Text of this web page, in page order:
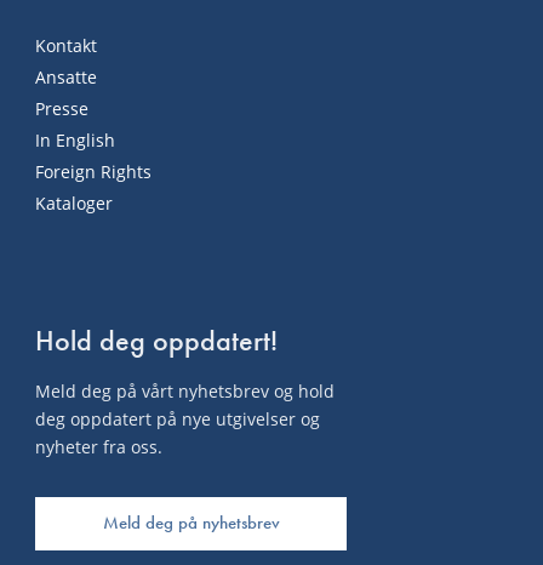
Kontakt
Ansatte
Presse
In English
Foreign Rights
Kataloger
Hold deg oppdatert!
Meld deg på vårt nyhetsbrev og hold
deg oppdatert på nye utgivelser og
nyheter fra oss.
Meld deg på nyhetsbrev